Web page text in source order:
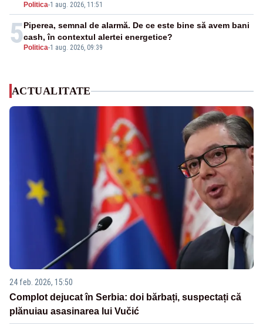
Politica-1 aug. 2026, 11:51
5 Politica-1 aug. 2026, 09:39
Piperea, semnal de alarmă. De ce este bine să avem bani
cash, în contextul alertei energetice?
ACTUALITATE
24 feb. 2026, 15:50
Complot dejucat în Serbia: doi bărbați, suspectați că
plănuiau asasinarea lui Vučić